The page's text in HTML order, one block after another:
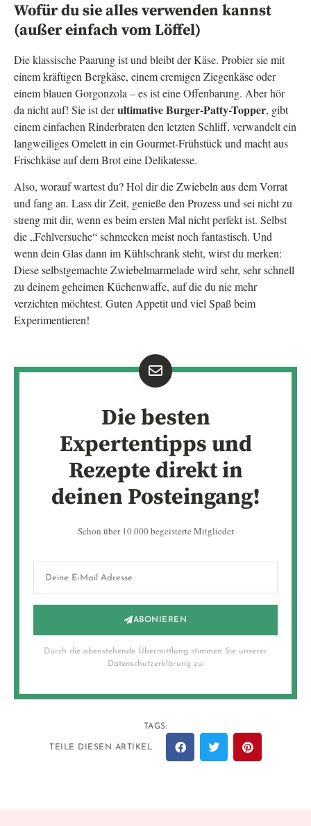
Wofür du sie alles verwenden kannst
(außer einfach vom Löffel)
Die klassische Paarung ist und bleibt der Käse. Probier sie mit
einem kräftigen Bergkäse, einem cremigen Ziegenkäse oder
einem blauen Gorgonzola – es ist eine Offenbarung. Aber hör
da nicht auf! Sie ist derultimative Burger-Patty-Topper, gibt
einem einfachen Rinderbraten den letzten Schliff, verwandelt ein
langweiliges Omelett in ein Gourmet-Frühstück und macht aus
Frischkäse auf dem Brot eine Delikatesse.
Also, worauf wartest du? Hol dir die Zwiebeln aus dem Vorrat
und fang an. Lass dir Zeit, genieße den Prozess und sei nicht zu
streng mit dir, wenn es beim ersten Mal nicht perfekt ist. Selbst
die „Fehlversuche“ schmecken meist noch fantastisch. Und
wenn dein Glas dann im Kühlschrank steht, wirst du merken:
Diese selbstgemachte Zwiebelmarmelade wird sehr, sehr schnell
zu deinem geheimen Küchenwaffe, auf die du nie mehr
verzichten möchtest. Guten Appetit und viel Spaß beim
Experimentieren!
Die besten
Expertentipps und
Rezepte direkt in
deinen Posteingang!
Schon über 10.000 begeisterte Mitglieder
ABONIEREN
Durch die obenstehende Übermittlung stimmen Sie unserer
Datenschutzerklärung zu.
TAGS:
TEILE DIESEN ARTIKEL